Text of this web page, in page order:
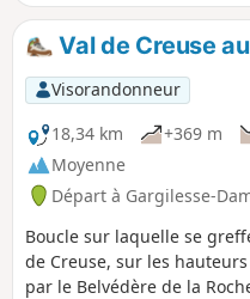
Val de Creuse
Visorandonneur
18,34 km
+369 m
Moyenne
Départ à Gargilesse-
Boucle sur laquelle se
de Creuse, sur les
par le Belvédère de la